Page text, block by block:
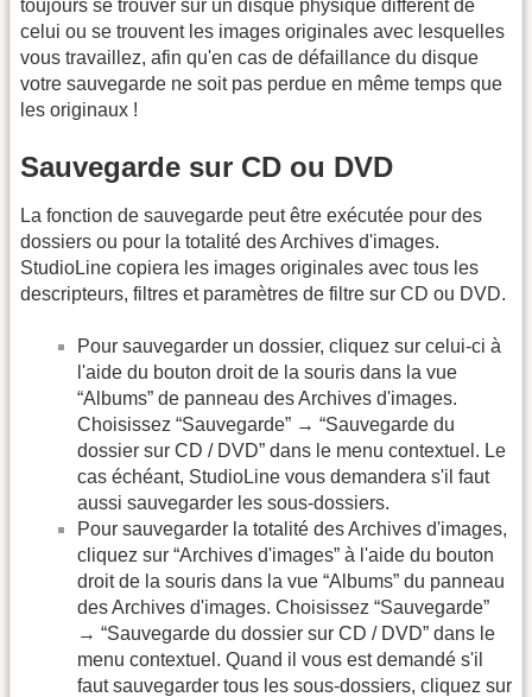
toujours se trouver sur un disque physique différent de
celui ou se trouvent les images originales avec lesquelles
vous travaillez, afin qu'en cas de défaillance du disque
votre sauvegarde ne soit pas perdue en même temps que
les originaux !
Sauvegarde sur CD ou DVD
La fonction de sauvegarde peut être exécutée pour des
dossiers ou pour la totalité des Archives d'images.
StudioLine copiera les images originales avec tous les
descripteurs, filtres et paramètres de filtre sur CD ou DVD.
Pour sauvegarder un dossier, cliquez sur celui-ci à
l'aide du bouton droit de la souris dans la vue
“Albums” de panneau des Archives d'images.
Choisissez “Sauvegarde” → “Sauvegarde du
dossier sur CD / DVD” dans le menu contextuel. Le
cas échéant, StudioLine vous demandera s'il faut
aussi sauvegarder les sous-dossiers.
Pour sauvegarder la totalité des Archives d'images,
cliquez sur “Archives d'images” à l'aide du bouton
droit de la souris dans la vue “Albums” du panneau
des Archives d'images. Choisissez “Sauvegarde”
→ “Sauvegarde du dossier sur CD / DVD” dans le
menu contextuel. Quand il vous est demandé s'il
faut sauvegarder tous les sous-dossiers, cliquez sur